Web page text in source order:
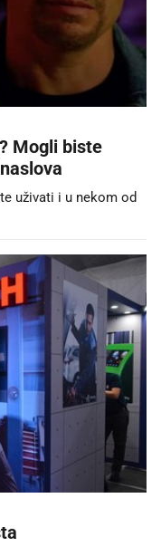
Mogli biste
uživati i u nekom od